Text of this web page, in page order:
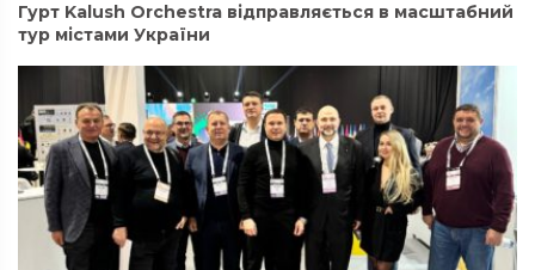
Гурт Kalush Orchestra відправляється в масштабний
тур містами України